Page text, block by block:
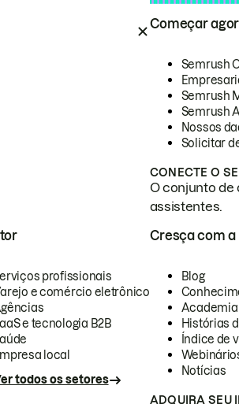
Começar
Semrush
Semrush
Semrush
Nossos
Solicitar
CONECTE O
O conjunto de
assistentes.
profissionais
e comércio eletrônico
e tecnologia B2B
local
todos os setores
Cresça com a
Blog
Academia
Histórias
Índice de
Notícias
ADQUIRA SEU